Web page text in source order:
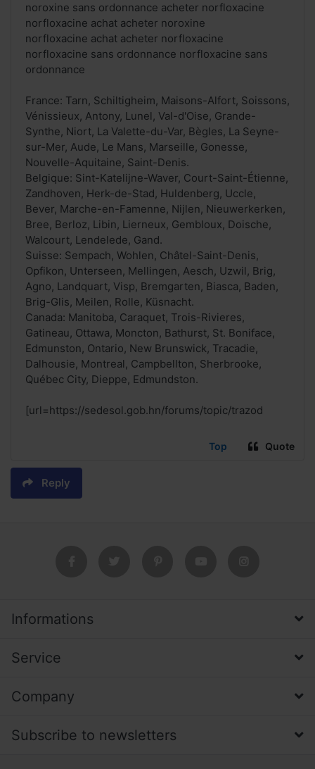
noroxine sans ordonnance acheter norfloxacine
norfloxacine achat acheter noroxine
norfloxacine achat acheter norfloxacine
norfloxacine sans ordonnance norfloxacine sans
ordonnance
France: Tarn, Schiltigheim, Maisons-Alfort, Soissons,
Vénissieux, Antony, Lunel, Val-d'Oise, Grande-
Synthe, Niort, La Valette-du-Var, Bègles, La Seyne-
sur-Mer, Aude, Le Mans, Marseille, Gonesse,
Nouvelle-Aquitaine, Saint-Denis.
Belgique: Sint-Katelijne-Waver, Court-Saint-Étienne,
Zandhoven, Herk-de-Stad, Huldenberg, Uccle,
Bever, Marche-en-Famenne, Nijlen, Nieuwerkerken,
Bree, Berloz, Libin, Lierneux, Gembloux, Doische,
Walcourt, Lendelede, Gand.
Suisse: Sempach, Wohlen, Châtel-Saint-Denis,
Opfikon, Unterseen, Mellingen, Aesch, Uzwil, Brig,
Agno, Landquart, Visp, Bremgarten, Biasca, Baden,
Brig-Glis, Meilen, Rolle, Küsnacht.
Canada: Manitoba, Caraquet, Trois-Rivieres,
Gatineau, Ottawa, Moncton, Bathurst, St. Boniface,
Edmunston, Ontario, New Brunswick, Tracadie,
Dalhousie, Montreal, Campbellton, Sherbrooke,
Québec City, Dieppe, Edmundston.
[url=https://sedesol.gob.hn/forums/topic/trazod
Top Quote
Reply
Informations
Service
Company
Subscribe to newsletters